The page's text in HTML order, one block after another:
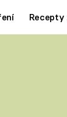
Recepty